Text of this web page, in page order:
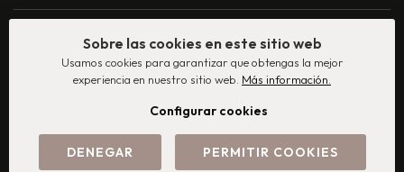
Santa Mariana Agroturismo · Todos los derechos reservados
Panel Cookies
Aviso legal · Política de privacidad ·Política de cookies
GuestPro
Sobre las cookies en este sitio web
Usamos cookies para garantizar que obtengas la mejor
experiencia en nuestro sitio web. Más información.
Configurar cookies
DENEGAR PERMITIR COOKIES